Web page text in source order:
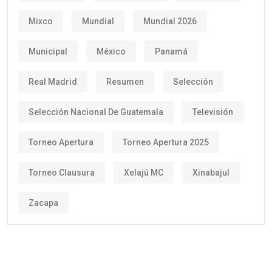
Mixco Mundial Mundial 2026
Municipal México Panamá
Real Madrid Resumen Selección
Selección Nacional De Guatemala Televisión
Torneo Apertura Torneo Apertura 2025
Torneo Clausura Xelajú MC Xinabajul
Zacapa